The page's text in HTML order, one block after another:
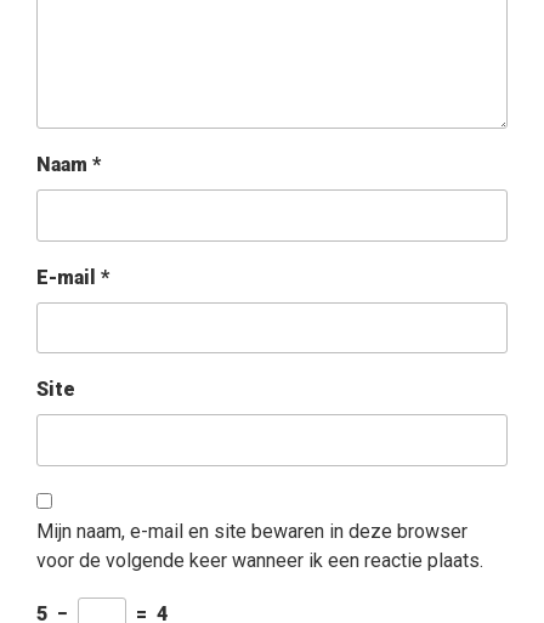
Naam *
E-mail *
Site
Mijn naam, e-mail en site bewaren in deze browser
voor de volgende keer wanneer ik een reactie plaats.
5 − = 4